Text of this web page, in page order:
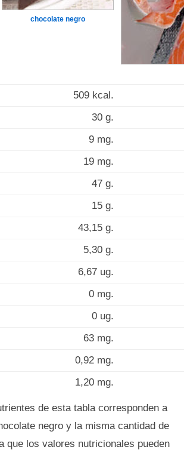
chocolate negro
509 kcal.
30 g.
9 mg.
19 mg.
47 g.
15 g.
43,15 g.
5,30 g.
6,67 ug.
0 mg.
0 ug.
63 mg.
0,92 mg.
1,20 mg.
de esta tabla corresponden a
negro y la misma cantidad de
que los valores nutricionales pueden